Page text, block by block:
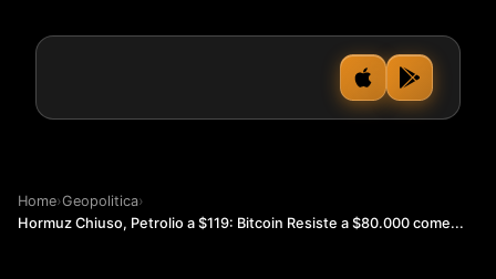
Home›Geopolitica›
Hormuz Chiuso, Petrolio a $119: Bitcoin Resiste a $80.000 come...